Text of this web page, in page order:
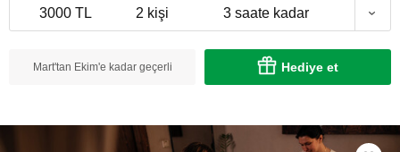
3000 TL 2 kişi 3 saate kadar
Mart'tan Ekim'e kadar geçerli Hediye et